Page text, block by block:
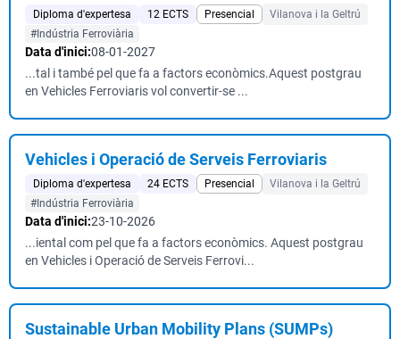
Diploma d'expertesa 12 ECTS Presencial
Vilanova i la Geltrú
#Indústria Ferroviària
Data d'inici:08-01-2027
...tal i també pel que fa a factors econòmics.Aquest postgrau
en Vehicles Ferroviaris vol convertir-se ...
Vehicles i Operació de Serveis Ferroviaris
Diploma d'expertesa 24 ECTS Presencial
Vilanova i la Geltrú
#Indústria Ferroviària
Data d'inici:23-10-2026
...iental com pel que fa a factors econòmics. Aquest postgrau
en Vehicles i Operació de Serveis Ferrovi...
Sustainable Urban Mobility Plans (SUMPs)